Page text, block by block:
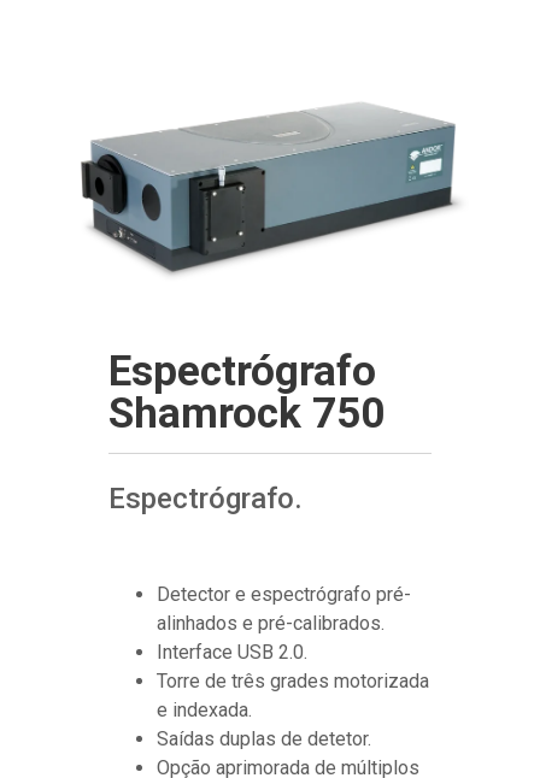
Espectrógrafo
Shamrock 750
Espectrógrafo.
Detector e espectrógrafo pré-
alinhados e pré-calibrados.
Interface USB 2.0.
Torre de três grades motorizada
e indexada.
Saídas duplas de detetor.
Opção aprimorada de múltiplos